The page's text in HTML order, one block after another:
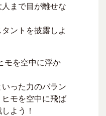
まで目が離せな
ントを披露しよ
モを空中に浮か
った力のバラン
モを空中に飛ば
よう！